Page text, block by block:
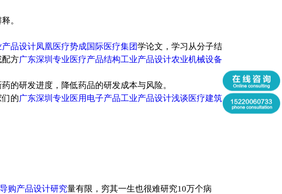
。
品设计凤凰医疗势成国际医疗集团学论文，学习从分子结
方广东深圳专业医疗产品结构工业产品设计农业机械设备
的研发进度，降低药品的研发成本与风险。
的广东深圳专业医用电子产品工业产品设计浅谈医疗建筑
购产品设计研究量有限，穷其一生也很难研究10万个病